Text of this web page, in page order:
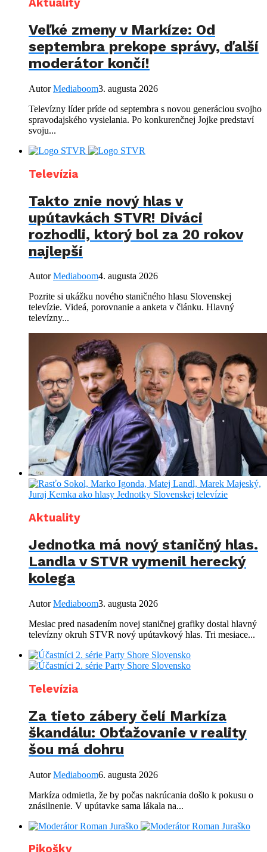
Aktuality
Veľké zmeny v Markíze: Od
septembra prekope správy, ďalší
moderátor končí!
AutorMediaboom3. augusta 2026
Televízny líder príde od septembra s novou generáciou svojho
spravodajského vysielania. Po konkurenčnej Jojke predstaví
svoju...
Televízia
Takto znie nový hlas v
upútavkách STVR! Diváci
rozhodli, ktorý bol za 20 rokov
najlepší
AutorMediaboom4. augusta 2026
Pozrite si ukážku nového staničného hlasu Slovenskej
televízie. Videá, porovnanie a anketa v článku. Hlavný
televízny...
Aktuality
Jednotka má nový staničný hlas.
Landla v STVR vymenil herecký
kolega
AutorMediaboom3. augusta 2026
Mesiac pred nasadením novej staničnej grafiky dostal hlavný
televízny okruh STVR nový upútavkový hlas. Tri mesiace...
Televízia
Za tieto zábery čelí Markíza
škandálu: Obťažovanie v reality
šou má dohru
AutorMediaboom6. augusta 2026
Markíza odmietla, že by počas nakrúcania došlo k pokusu o
znásilnenie. V upútavke sama lákala na...
Pikošky